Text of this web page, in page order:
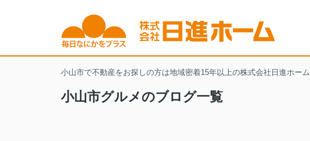
小山市で不動産をお探しの方は地域密着15年以上の株式会社日進ホーム
小山市グルメのブログ一覧